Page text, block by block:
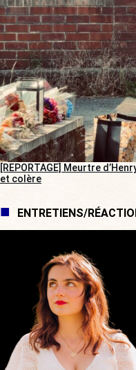
[REPORTAGE] Meurtre
et colère
ENTRETIENS/